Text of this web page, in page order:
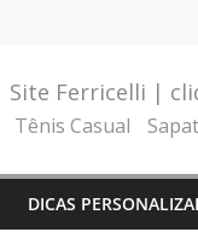
Site Ferricelli |
Tênis Casual
DICAS